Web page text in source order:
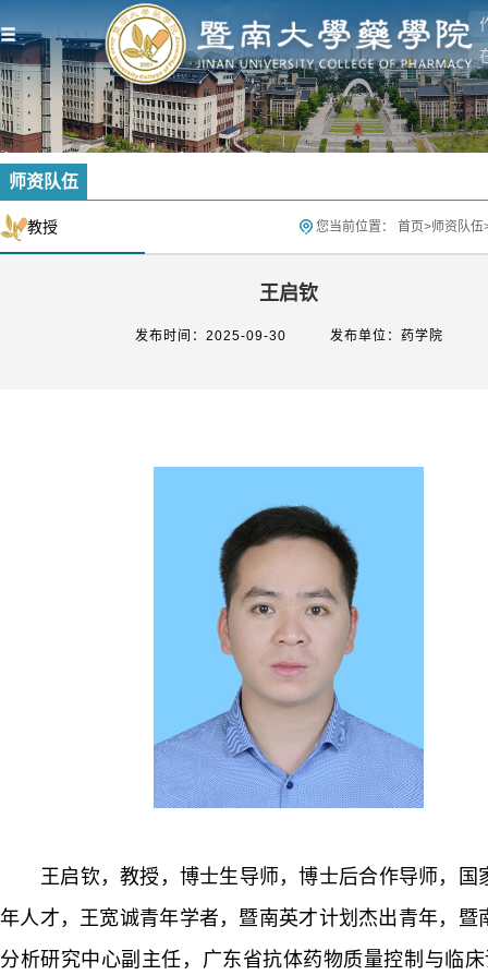
师资队伍
教授 您当前位置： 首页>师资队伍
王启钦
发布时间：2025-09-30 发布单位：药学院
王启钦，教授，博士生导师，博士后合作导师，国
年人才，王宽诚青年学者，暨南英才计划杰出青年，暨
分析研究中心副主任，广东省抗体药物质量控制与临